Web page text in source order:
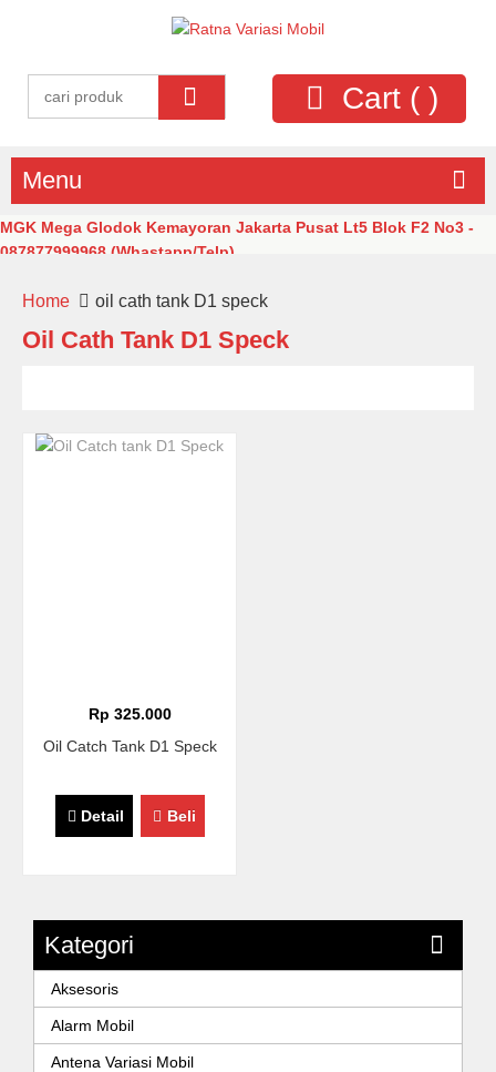
Cart ()
Menu
MGK Mega Glodok Kemayoran Jakarta Pusat Lt5 Blok F2 No3 -
087877999968 (Whastapp/Telp)
Home oil cath tank D1 speck
Oil Cath Tank D1 Speck
Rp 325.000
Oil Catch Tank D1 Speck
Detail Beli
Kategori
Aksesoris
Alarm Mobil
Antena Variasi Mobil